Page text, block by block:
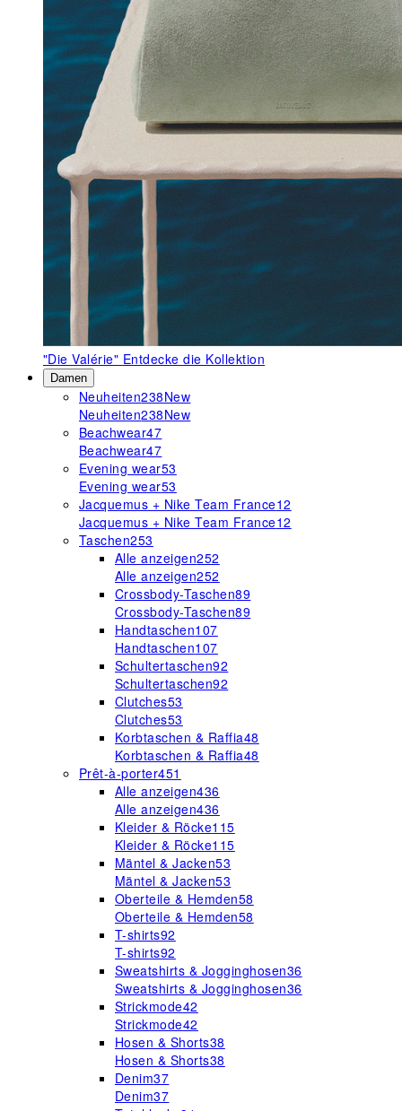
"Die Valérie" Entdecke die Kollektion
Damen
Neuheiten238New
Neuheiten238New
Beachwear47
Beachwear47
Evening wear53
Evening wear53
Jacquemus + Nike Team France12
Jacquemus + Nike Team France12
Taschen253
Alle anzeigen252
Alle anzeigen252
Crossbody-Taschen89
Crossbody-Taschen89
Handtaschen107
Handtaschen107
Schultertaschen92
Schultertaschen92
Clutches53
Clutches53
Korbtaschen & Raffia48
Korbtaschen & Raffia48
Prêt-à-porter451
Alle anzeigen436
Alle anzeigen436
Kleider & Röcke115
Kleider & Röcke115
Mäntel & Jacken53
Mäntel & Jacken53
Oberteile & Hemden58
Oberteile & Hemden58
T-shirts92
T-shirts92
Sweatshirts & Jogginghosen36
Sweatshirts & Jogginghosen36
Strickmode42
Strickmode42
Hosen & Shorts38
Hosen & Shorts38
Denim37
Denim37